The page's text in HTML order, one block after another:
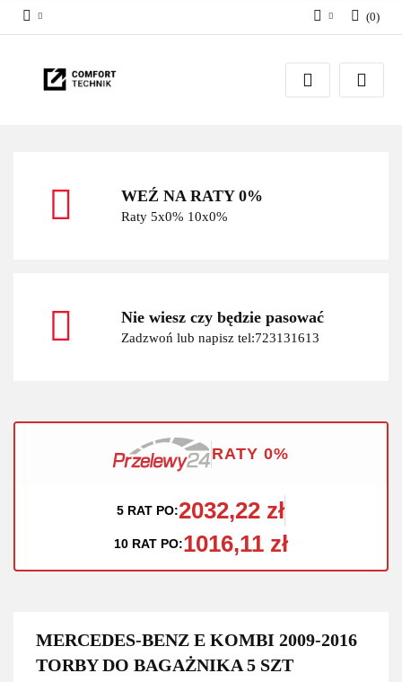
Zaloguj się
Zarejestruj się
(0)
WEŹ NA RATY 0%
Raty 5x0% 10x0%
Nie wiesz czy będzie pasować
Zadzwoń lub napisz tel:723131613
RATY 0%
5 RAT PO:2032,22 zł
10 RAT PO:1016,11 zł
MERCEDES-BENZ E KOMBI 2009-2016
TORBY DO BAGAŻNIKA 5 SZT